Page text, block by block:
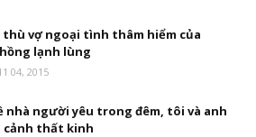
vợ ngoại tình thâm hiểm của
lạnh lùng
04, 2015
nhà người yêu trong đêm, tôi và anh
cảnh thất kinh